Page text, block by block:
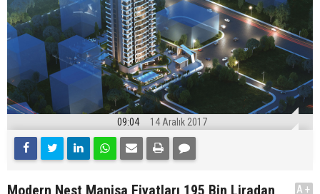
09:04 14 Aralık 2017
Modern Nest Manisa Fiyatları 195 Bin Liradan
A+